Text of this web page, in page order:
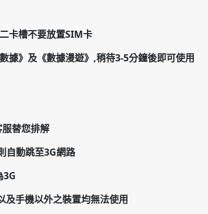
卡槽不要放置SIM卡
》及《數據漫遊》,稍待3-5分鐘後即可使用
替您排解
自動跳至3G網路
3G
及手機以外之裝置均無法使用